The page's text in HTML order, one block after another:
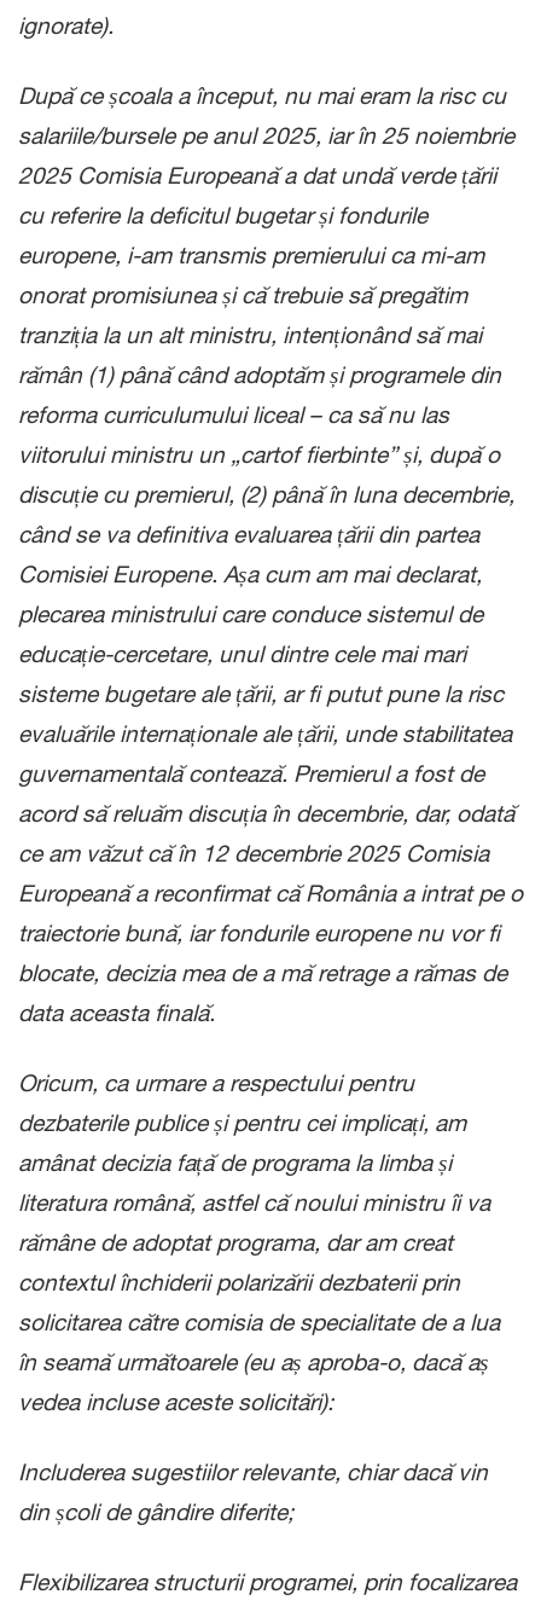
ignorate).
După ce școala a început, nu mai eram la risc cu
salariile/bursele pe anul 2025, iar în 25 noiembrie
2025 Comisia Europeană a dat undă verde țării
cu referire la deficitul bugetar și fondurile
europene, i-am transmis premierului ca mi-am
onorat promisiunea și că trebuie să pregătim
tranziția la un alt ministru, intenționând să mai
rămân (1) până când adoptăm și programele din
reforma curriculumului liceal – ca să nu las
viitorului ministru un „cartof fierbinte” și, după o
discuție cu premierul, (2) până în luna decembrie,
când se va definitiva evaluarea țării din partea
Comisiei Europene. Așa cum am mai declarat,
plecarea ministrului care conduce sistemul de
educație-cercetare, unul dintre cele mai mari
sisteme bugetare ale țării, ar fi putut pune la risc
evaluările internaționale ale țării, unde stabilitatea
guvernamentală contează. Premierul a fost de
acord să reluăm discuția în decembrie, dar, odată
ce am văzut că în 12 decembrie 2025 Comisia
Europeană a reconfirmat că România a intrat pe o
traiectorie bună, iar fondurile europene nu vor fi
blocate, decizia mea de a mă retrage a rămas de
data aceasta finală.
Oricum, ca urmare a respectului pentru
dezbaterile publice și pentru cei implicați, am
amânat decizia față de programa la limba și
literatura română, astfel că noului ministru îi va
rămâne de adoptat programa, dar am creat
contextul închiderii polarizării dezbaterii prin
solicitarea către comisia de specialitate de a lua
în seamă următoarele (eu aș aproba-o, dacă aș
vedea incluse aceste solicitări):
Includerea sugestiilor relevante, chiar dacă vin
din școli de gândire diferite;
Flexibilizarea structurii programei, prin focalizarea